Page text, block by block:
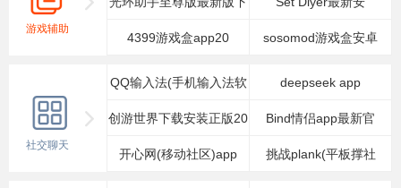
游戏辅助
载
4399游戏盒app20 sosomod游戏盒安卓
社交聊天
QQ输入法(手机输入法软 deepseek app
创游世界下载安装正版20 Bind情侣app最新官
开心网(移动社区)app 挑战plank(平板撑社